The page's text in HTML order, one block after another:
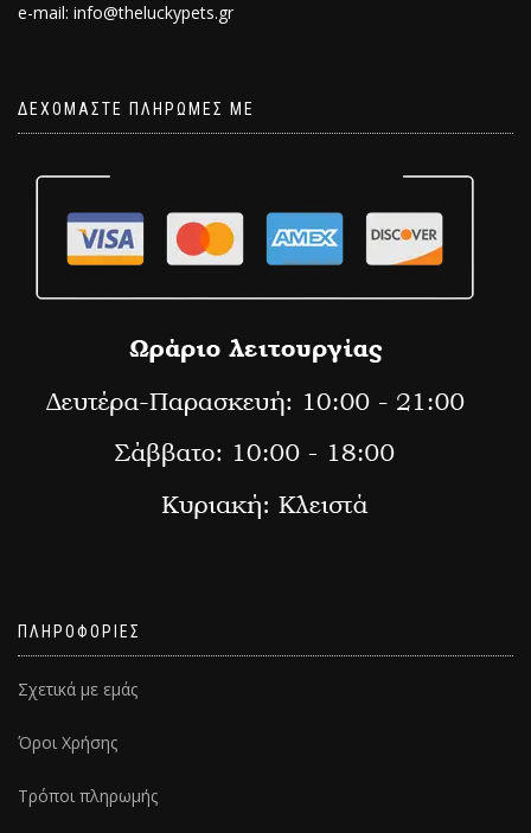
e-mail: info@theluckypets.gr
ΔΕΧΟΜΑΣΤΕ ΠΛΗΡΩΜΕΣ ΜΕ
ΠΛΗΡΟΦΟΡΙΕΣ
Σχετικά με εμάς
Όροι Χρήσης
Τρόποι πληρωμής